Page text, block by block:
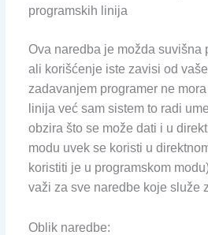
programskih linija
Ova naredba je možda suvišna
ali korišćenje iste zavisi od
zadavanjem programer ne
linija već sam sistem to radi
obzira što se može dati i u
modu uvek se koristi u
koristiti je u programskom
važi za sve naredbe koje služe
Oblik naredbe: